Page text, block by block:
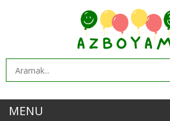
MENU